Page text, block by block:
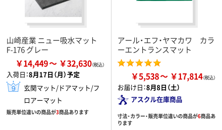
山崎産業 ニュー吸水マット
F-176 グレー
￥14,449 ￥32,630
入荷日：8月17日（月）予定
玄関マット/ドアマット/フ
ロアーマット
販売単位違いの商品が3商品あります
アール・エフ・ヤマカワ カラ
ーエントランスマット
￥5,538 ￥17,814
お届け日：8月8日（土）
アスクル在庫商品
寸法・カラー・販売単位違いの商品が6商品あ
ります